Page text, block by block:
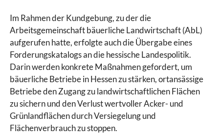
Im Rahmen der Kundgebung, zu der die
Arbeitsgemeinschaft bäuerliche Landwirtschaft (AbL)
aufgerufen hatte, erfolgte auch die Übergabe eines
Forderungskatalogs an die hessische Landespolitik.
Darin werden konkrete Maßnahmen gefordert, um
bäuerliche Betriebe in Hessen zu stärken, ortansässige
Betriebe den Zugang zu landwirtschaftlichen Flächen
zu sichern und den Verlust wertvoller Acker- und
Grünlandflächen durch Versiegelung und
Flächenverbrauch zu stoppen.